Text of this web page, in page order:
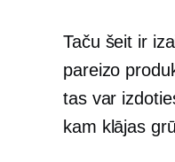
Taču šeit ir
pareizo
tas var
kam klājas